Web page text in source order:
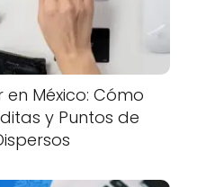
México: Cómo
y Puntos de